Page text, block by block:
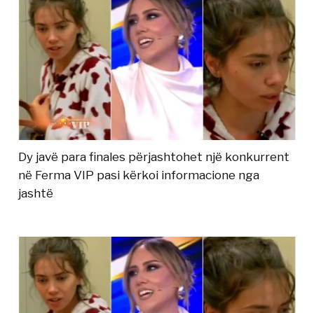
Dy javë para finales përjashtohet një konkurrent
në Ferma VIP pasi kërkoi informacione nga
jashtë